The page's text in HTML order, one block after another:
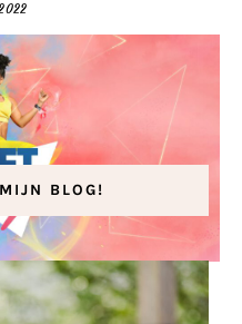
Get Fit!
BLOG!